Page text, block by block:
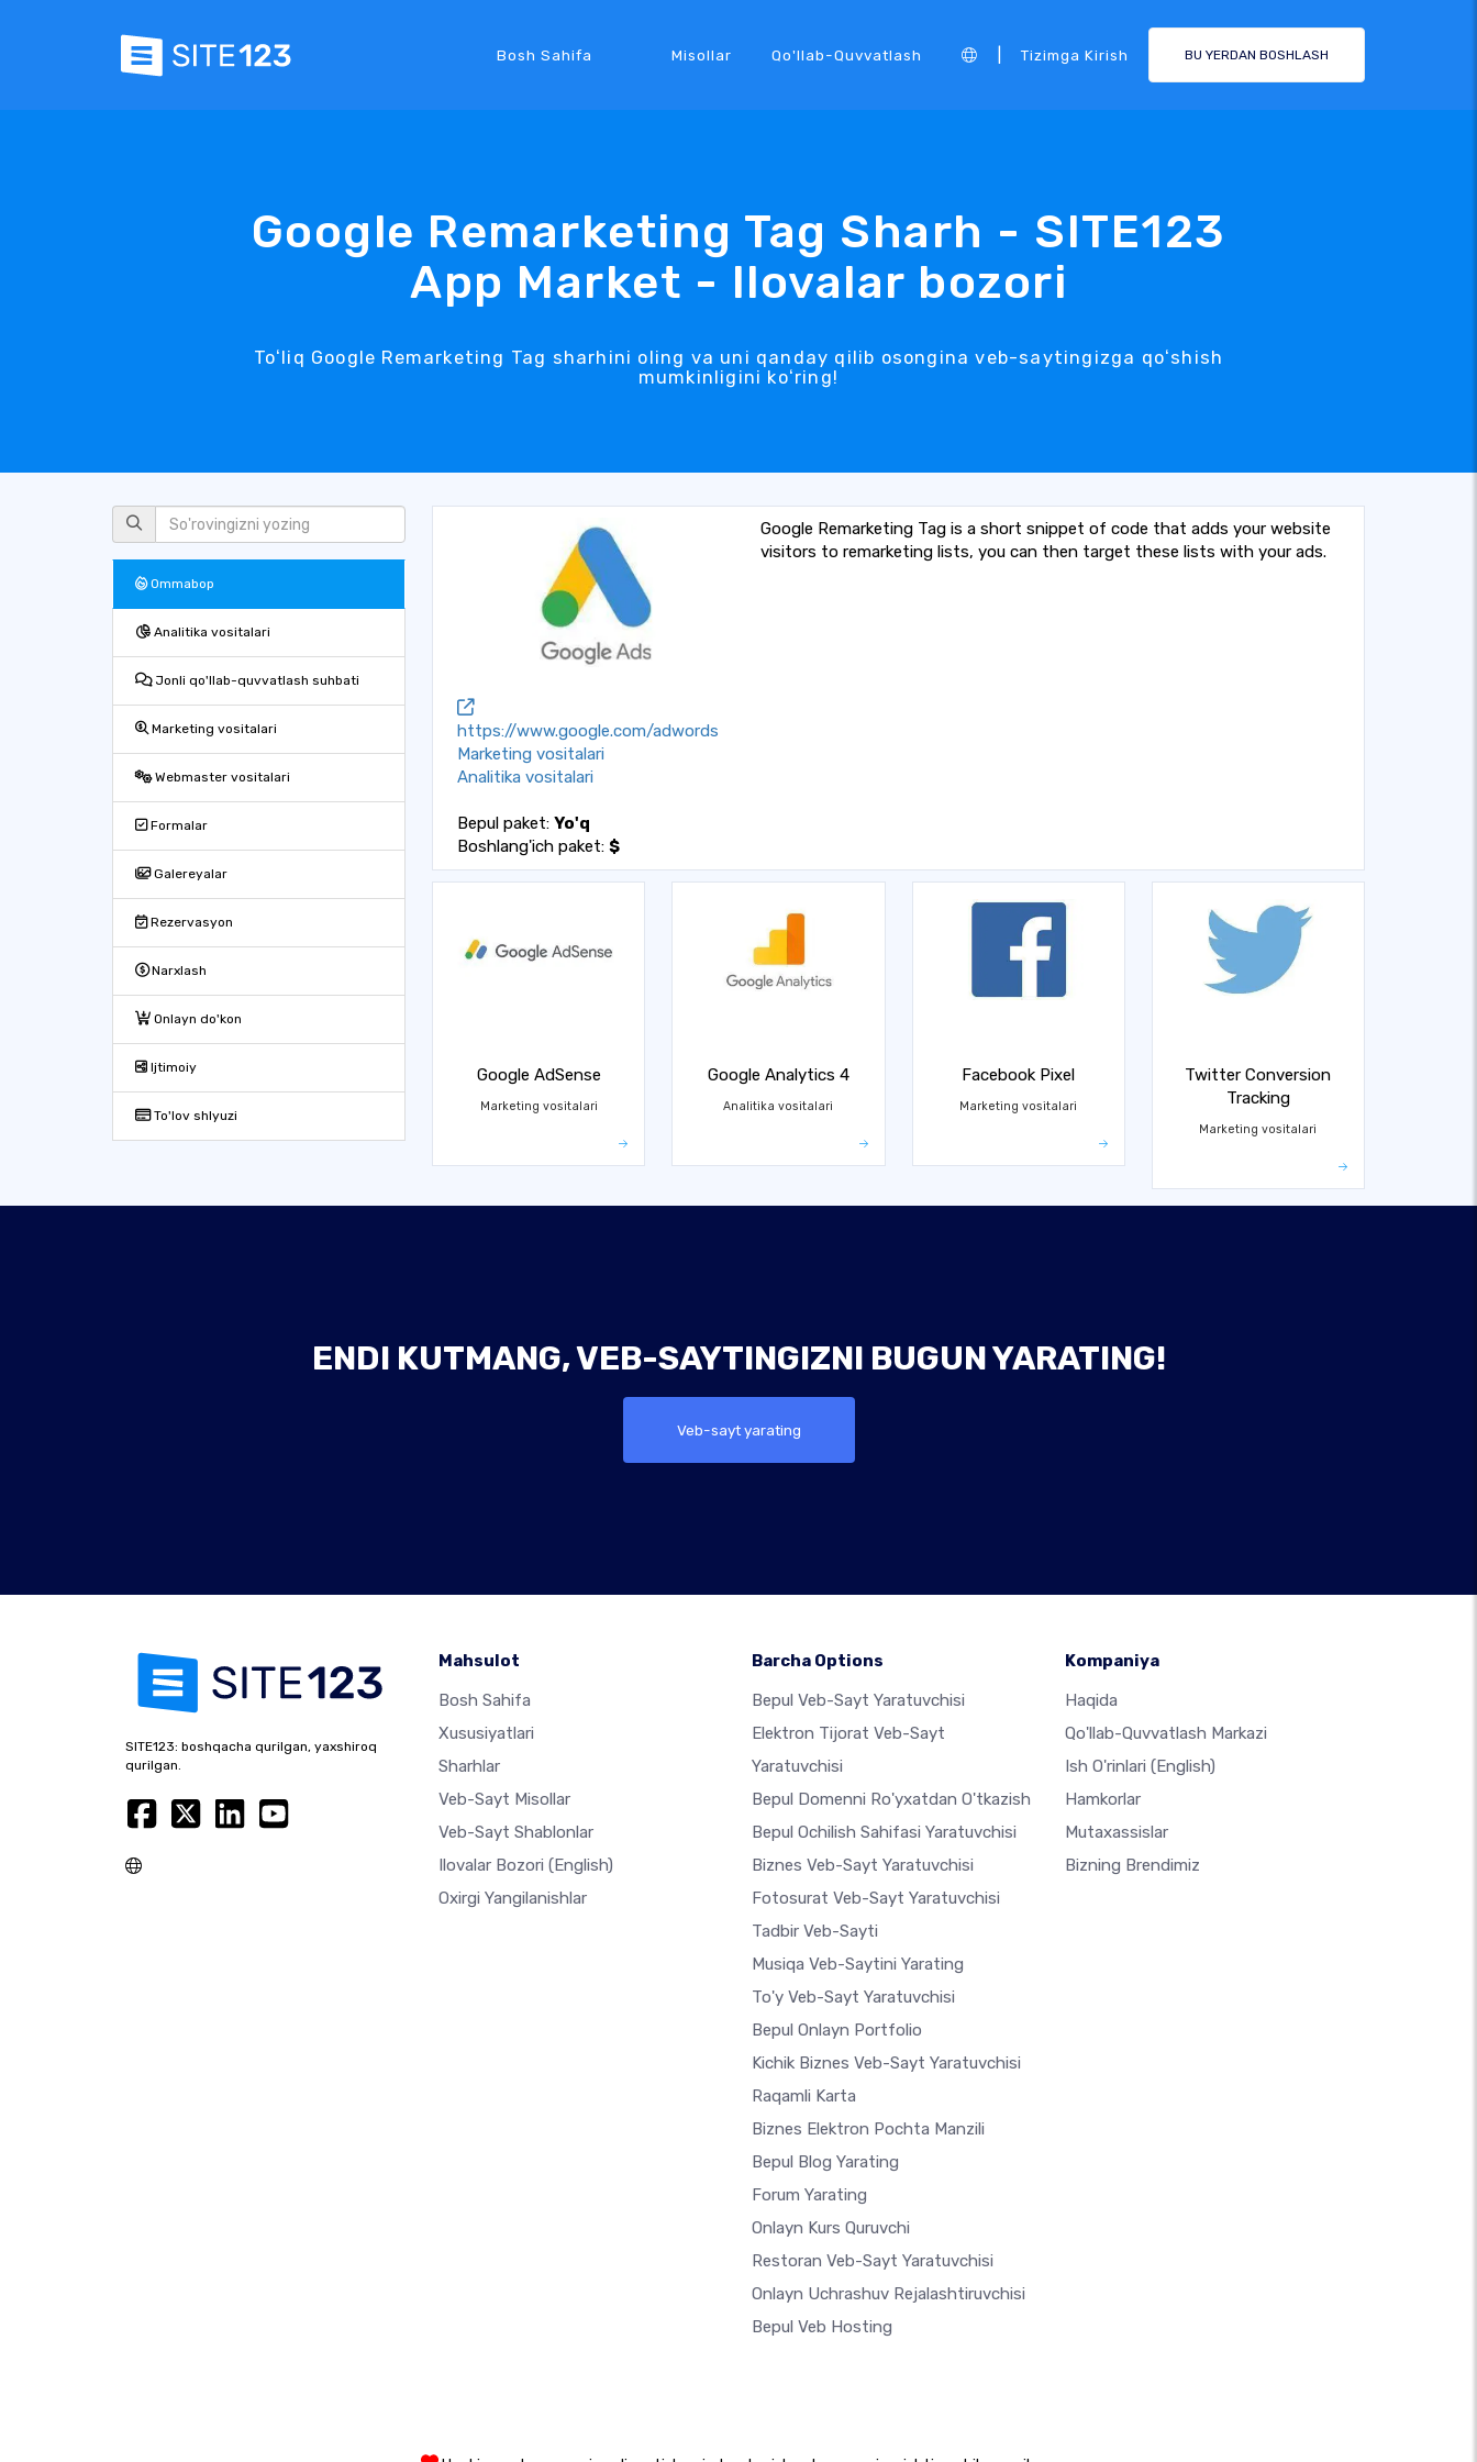
Bosh Sahifa Misollar Qo'llab-Quvvatlash Tizimga Kirish BU YERDAN BOSHLASH
Google Remarketing Tag Sharh - SITE123
App Market - Ilovalar bozori
Toʻliq Google Remarketing Tag sharhini oling va uni qanday qilib osongina veb-saytingizga qoʻshish
mumkinligini koʻring!
Ommabop
Analitika vositalari
Jonli qo'llab-quvvatlash suhbati
Marketing vositalari
Webmaster vositalari
Formalar
Galereyalar
Rezervasyon
Narxlash
Onlayn do'kon
Ijtimoiy
To'lov shlyuzi
https://www.google.com/adwords
Marketing vositalari
Analitika vositalari
Bepul paket: Yo'q
Boshlang'ich paket: $
Google Remarketing Tag is a short snippet of code that adds your website
visitors to remarketing lists, you can then target these lists with your ads.
Google AdSense
Marketing vositalari
Google Analytics 4
Analitika vositalari
Facebook Pixel
Marketing vositalari
Twitter Conversion
Tracking
Marketing vositalari
ENDI KUTMANG, VEB-SAYTINGIZNI BUGUN YARATING!
Veb-sayt yarating
SITE123: boshqacha qurilgan, yaxshiroq
qurilgan.
Mahsulot
Bosh Sahifa
Xususiyatlari
Sharhlar
Veb-Sayt Misollar
Veb-Sayt Shablonlar
Ilovalar Bozori (English)
Oxirgi Yangilanishlar
Barcha Options
Bepul Veb-Sayt Yaratuvchisi
Elektron Tijorat Veb-Sayt
Yaratuvchisi
Bepul Domenni Ro'yxatdan O'tkazish
Bepul Ochilish Sahifasi Yaratuvchisi
Biznes Veb-Sayt Yaratuvchisi
Fotosurat Veb-Sayt Yaratuvchisi
Tadbir Veb-Sayti
Musiqa Veb-Saytini Yarating
To'y Veb-Sayt Yaratuvchisi
Bepul Onlayn Portfolio
Kichik Biznes Veb-Sayt Yaratuvchisi
Raqamli Karta
Biznes Elektron Pochta Manzili
Bepul Blog Yarating
Forum Yarating
Onlayn Kurs Quruvchi
Restoran Veb-Sayt Yaratuvchisi
Onlayn Uchrashuv Rejalashtiruvchisi
Bepul Veb Hosting
Kompaniya
Haqida
Qo'llab-Quvvatlash Markazi
Ish O'rinlari (English)
Hamkorlar
Mutaxassislar
Bizning Brendimiz